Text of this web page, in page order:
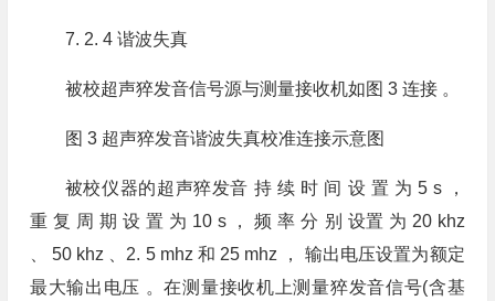
7. 2. 4 谐波失真
被校超声猝发音信号源与测量接收机如图 3 连接 。
图 3 超声猝发音谐波失真校准连接示意图
被校仪器的超声猝发音 持 续 时 间 设 置 为 5 s ，
重 复 周 期 设 置 为 10 s ， 频 率 分 别 设置 为 20 khz
、 50 khz 、2. 5 mhz 和 25 mhz ， 输出电压设置为额定
最大输出电压 。在测量接收机上测量猝发音信号(含基